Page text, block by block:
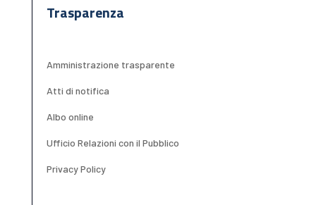
Trasparenza
Amministrazione trasparente
Atti di notifica
Albo online
Ufficio Relazioni con il Pubblico
Privacy Policy